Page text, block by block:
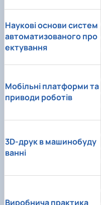
Наукові основи систем
автоматизованого про
ектування
Мобільні платформи та
приводи роботів
3D-друк в машинобуду
ванні
Виробнича практика